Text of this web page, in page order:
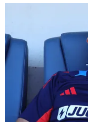
Ad Choices